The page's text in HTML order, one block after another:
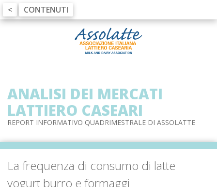
ANALISI DEI MERCATI
LATTIERO CASEARI
REPORT INFORMATIVO QUADRIMESTRALE DI ASSOLATTE
< CONTENUTI
La frequenza di consumo di latte
yogurt burro e formaggi